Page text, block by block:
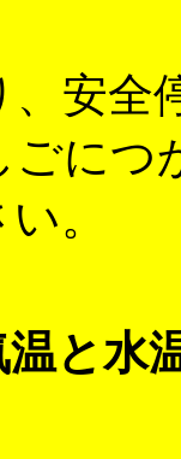
、安全
ごに
。
と水